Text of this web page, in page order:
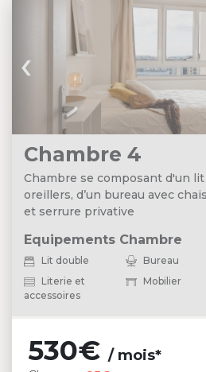
‹
Chambre 4
Chambre se composant d'un
oreillers, d’un bureau avec
et serrure privative
Equipements Chambre
Lit double Bureau
Literie et
accessoires
Mobilier
530€ / mois*